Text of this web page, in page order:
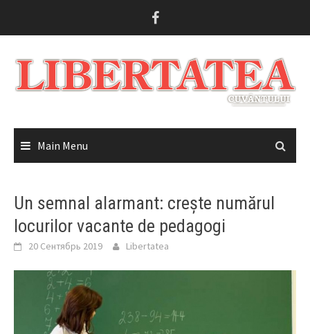
Main Menu
Un semnal alarmant: crește numărul
locurilor vacante de pedagogi
20 Сентябрь 2019 Libertatea